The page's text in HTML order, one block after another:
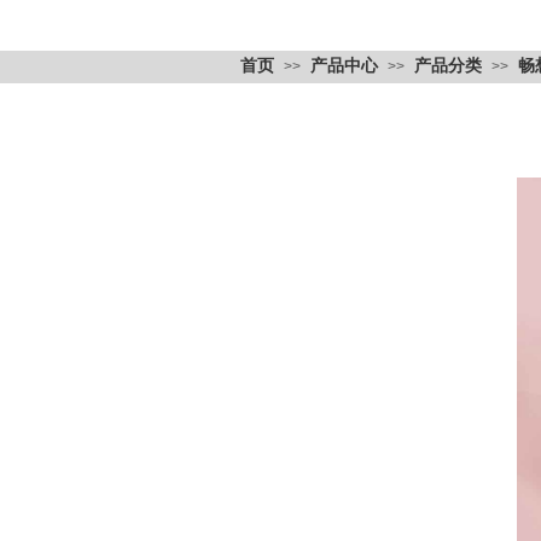
首页 >> 产品中心 >> 产品分类 >> 畅